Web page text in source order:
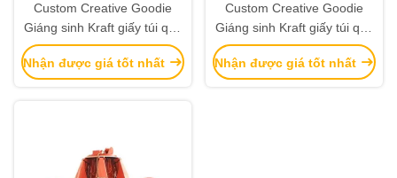
Custom Creative Goodie
Giáng sinh Kraft giấy túi quà
với logo của riêng bạn cho
Xmas Party trang trí
Nhận được giá tốt nhất
Custom Creative Goodie
Giáng sinh Kraft giấy túi quà
với logo của riêng bạn cho
Xmas Party trang trí
Nhận được giá tốt nhất